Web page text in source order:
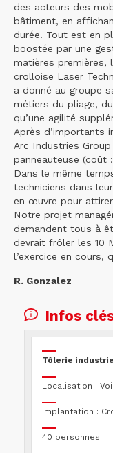
des acteurs des
bâtiment, en
durée. Tout est en
boostée par une
matières premières,
crolloise Laser
a donné au groupe
métiers du pliage,
qu’une agilité
Après d’importants
Arc Industries
panneauteuse (coût
Dans le même
techniciens dans
en œuvre pour
Notre projet
demandent tous à
devrait frôler les 10
l’exercice en cours,
R. Gonzalez
Infos
Tôlerie
Localisation :
Implantation :
40 personnes